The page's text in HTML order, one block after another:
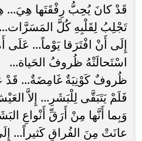
قَدْ كانَ يُحِبُّ رِفْقَتَها هِيَ...
تَجْلِبُ لِقَلْبِهِ كُلَّ المَسَرَّات...
إِلَى أَنْ افْتَرَقا يَوْماً... عَلَى
اسْتَحالَتْهُ ظُروفُ الحَياة...
ظُروفٌ كَوْنِيَةٌ غَامِضَةٌ... قَدْ
فَلَمْ يَتَبَقَّى لِلْبَشَرِ... إِلاَّ
وَبِما أَنَّها مِنْ أَرَقِّ أَنْواعِ
عانَتْ مِنَ الفُراقِ كَثيراً...